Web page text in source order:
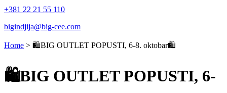
+381 22 21 55 110
bigindjija@big-cee.com
Home > 🛍️BIG OUTLET POPUSTI, 6-8. oktobar🛍️
🛍️BIG OUTLET POPUSTI, 6-